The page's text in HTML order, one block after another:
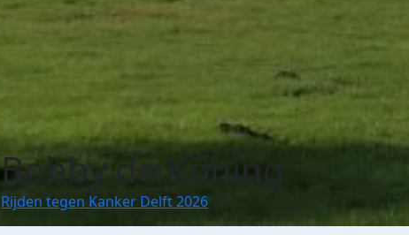
Bobby de Koning
Rijden tegen Kanker Delft 2026